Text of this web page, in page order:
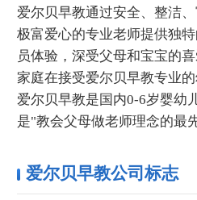
爱尔贝早教通过安全、整洁
极富爱心的专业老师提供独
员体验，深受父母和宝宝的
家庭在接受爱尔贝早教专业的
爱尔贝早教是国内0-6岁婴幼
是"教会父母做老师理念的最
爱尔贝早教公司标志